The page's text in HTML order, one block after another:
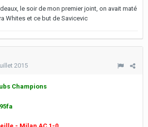
le soir de mon premier joint, on avait maté
Whites et ce but de Savicevic
2015
Champions